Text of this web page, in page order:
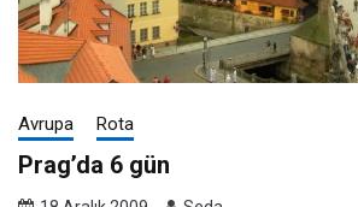
Avrupa Rota
Prag’da 6 gün